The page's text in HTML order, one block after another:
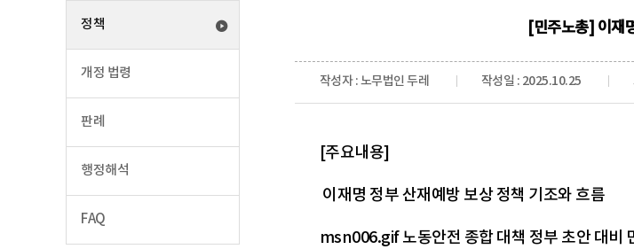
정책
개정 법령
판례
행정해석
FAQ
[민주노총] 이재
작성자 : 노무법인 두레 작성일 : 2025.10.25
[주요내용]
이재명 정부 산재예방 보상 정책 기조와 흐름
msn006.gif 노동안전 종합 대책 정부 초안 대비